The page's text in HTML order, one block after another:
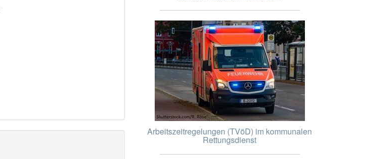
Arbeitszeitregelungen (TVöD) im kommunalen
Rettungsdienst